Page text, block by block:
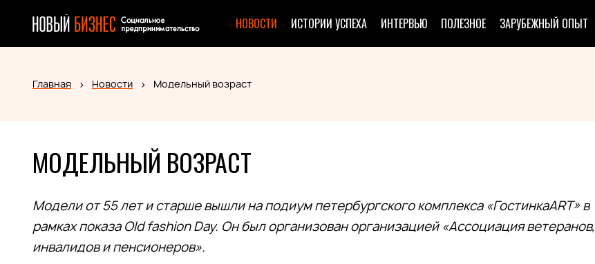
НОВОСТИ ИСТОРИИ УСПЕХА ИНТЕРВЬЮ ПОЛЕЗНОЕ ЗАРУБЕЖНЫЙ ОПЫТ
Главная Новости Модельный возраст
МОДЕЛЬНЫЙ ВОЗРАСТ
Модели от 55 лет и старше вышли на подиум петербургского комплекса «ГостинкаART» в
рамках показа Old fashion Day. Он был организован организацией «Ассоциация ветеранов,
инвалидов и пенсионеров».